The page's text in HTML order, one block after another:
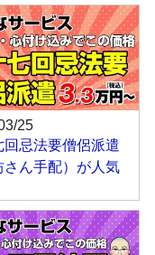
25
回忌法要僧侶派遣
さん手配）が人気